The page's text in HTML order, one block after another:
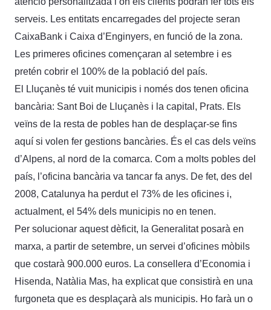
serveis. Les entitats encarregades del projecte seran
CaixaBank i Caixa d’Enginyers, en funció de la zona.
Les primeres oficines començaran al setembre i es
pretén cobrir el 100% de la població del país.
El Lluçanès té vuit municipis i només dos tenen oficina
bancària: Sant Boi de Lluçanès i la capital, Prats. Els
veïns de la resta de pobles han de desplaçar-se fins
aquí si volen fer gestions bancàries. És el cas dels veïns
d’Alpens, al nord de la comarca. Com a molts pobles del
país, l’oficina bancària va tancar fa anys. De fet, des del
2008, Catalunya ha perdut el 73% de les oficines i,
actualment, el 54% dels municipis no en tenen.
Per solucionar aquest dèficit, la Generalitat posarà en
marxa, a partir de setembre, un servei d’oficines mòbils
que costarà 900.000 euros. La consellera d’Economia i
Hisenda, Natàlia Mas, ha explicat que consistirà en una
furgoneta que es desplaçarà als municipis. Ho farà un o